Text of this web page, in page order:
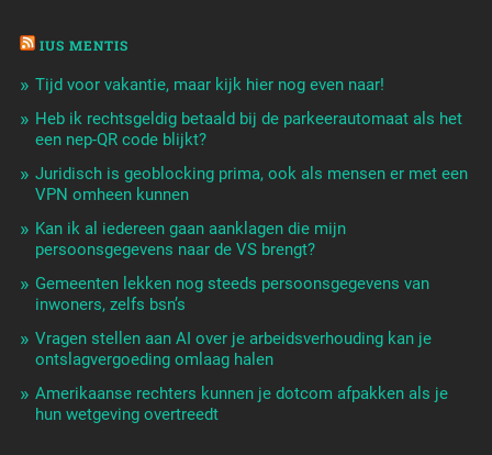
IUS MENTIS
Tijd voor vakantie, maar kijk hier nog even naar!
Heb ik rechtsgeldig betaald bij de parkeerautomaat als het
een nep-QR code blijkt?
Juridisch is geoblocking prima, ook als mensen er met een
VPN omheen kunnen
Kan ik al iedereen gaan aanklagen die mijn
persoonsgegevens naar de VS brengt?
Gemeenten lekken nog steeds persoonsgegevens van
inwoners, zelfs bsn’s
Vragen stellen aan AI over je arbeidsverhouding kan je
ontslagvergoeding omlaag halen
Amerikaanse rechters kunnen je dotcom afpakken als je
hun wetgeving overtreedt